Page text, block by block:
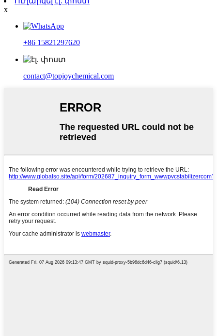
x
+86 15821297620
contact@topjoychemical.com